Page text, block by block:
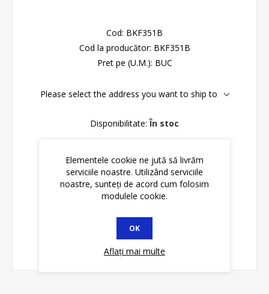
Cod: BKF351B
Cod la producător: BKF351B
Pret pe (U.M.): BUC
Please select the address you want to ship to
Disponibilitate: În stoc
ADAUGĂ ȊN COŞ
Elementele cookie ne jută să livrăm
serviciile noastre. Utilizând serviciile
noastre, sunteți de acord cum folosim
modulele cookie.
OK
Aflați mai multe